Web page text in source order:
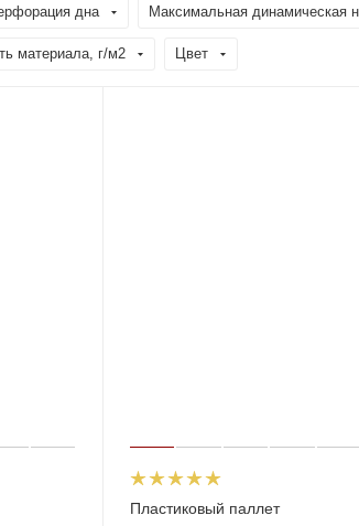
дна Максимальная динамическая
материала, г/м2 Цвет
Пластиковый паллет